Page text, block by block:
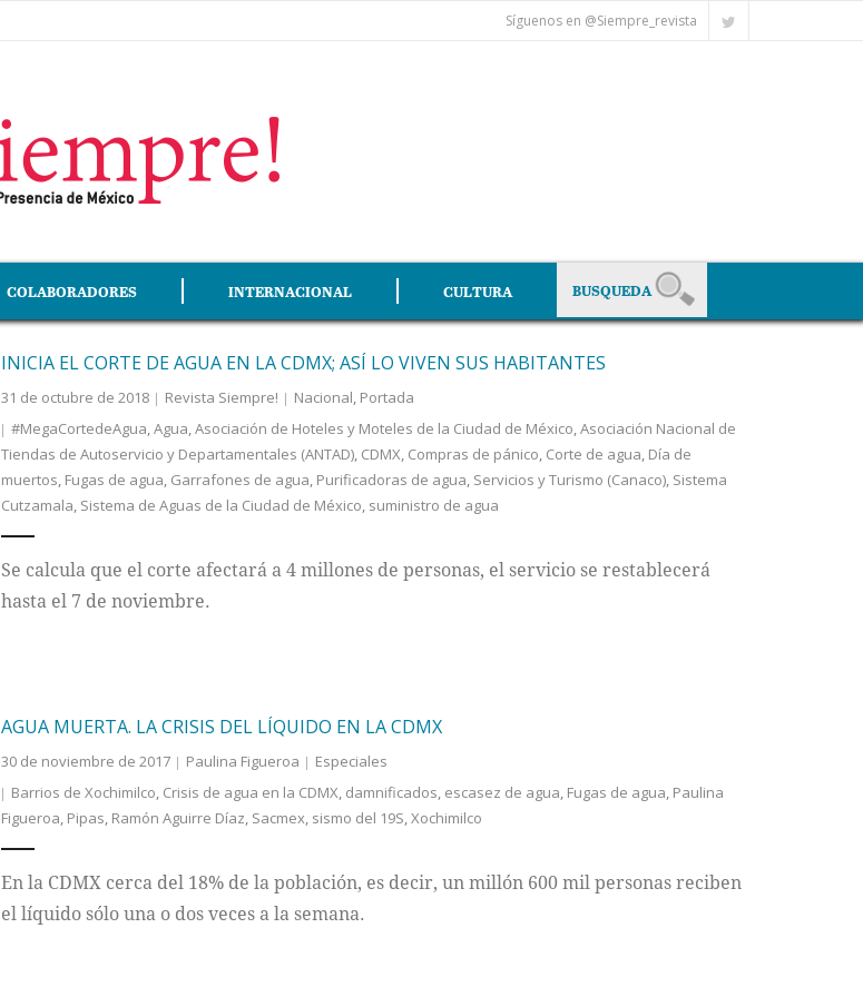
Síguenos en @Siempre_revista
COLABORADORES INTERNACIONAL CULTURA
INICIA EL CORTE DE AGUA EN LA CDMX; ASÍ LO VIVEN SUS HABITANTES
31 de octubre de 2018 Revista Siempre! Nacional, Portada
#MegaCortedeAgua,Agua,Asociación de Hoteles y Moteles de la Ciudad de México,Asociación Nacional de
Tiendas de Autoservicio y Departamentales (ANTAD), CDMX, Compras de pánico, Corte de agua, Día de
muertos, Fugas de agua, Garrafones de agua, Purificadoras de agua, Servicios y Turismo (Canaco), Sistema
Cutzamala, Sistema de Aguas de la Ciudad de México, suministro de agua
Se calcula que el corte afectará a 4 millones de personas, el servicio se restablecerá
hasta el 7 de noviembre.
AGUA MUERTA. LA CRISIS DEL LÍQUIDO EN LA CDMX
30 de noviembre de 2017 Paulina Figueroa
Especiales
Barrios de Xochimilco, Crisis de agua en la CDMX, damnificados, escasez de agua, Fugas de agua, Paulina
Figueroa, Pipas, Ramón Aguirre Díaz, Sacmex, sismo del 19S,Xochimilco
En la CDMX cerca del 18% de la población, es decir, un millón 600 mil personas reciben
el líquido sólo una o dos veces a la semana.